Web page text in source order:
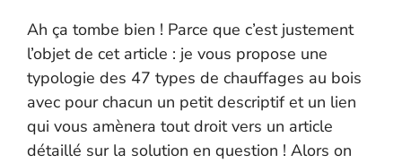
Ah ça tombe bien ! Parce que c’est justement
l’objet de cet article : je vous propose une
typologie des 47 types de chauffages au bois
avec pour chacun un petit descriptif et un lien
qui vous amènera tout droit vers un article
détaillé sur la solution en question ! Alors on